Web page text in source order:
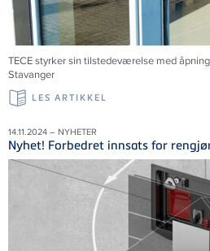
TECE styrker sin tilstedeværelse med
Stavanger
LES ARTIKKEL
14.11.2024 – NYHETER
Nyhet! Forbedret innsats for